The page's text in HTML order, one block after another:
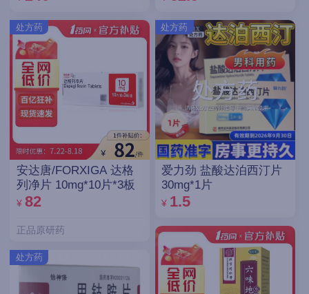
处方药
安达唐/FORXIGA 达格
列净片 10mg*10片*3板
¥ 82
正品原研药
处方药
处方药
爱力劲 盐酸达泊西汀片
30mg*1片
¥ 1.5